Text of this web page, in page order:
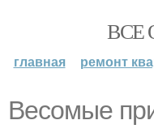
ВСЕ
главная ремонт
Весомые